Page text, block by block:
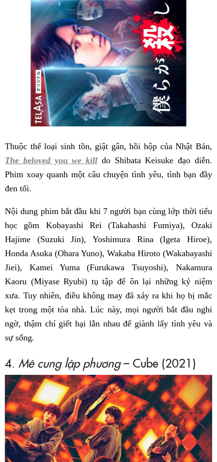
Thuộc thể loại sinh tồn, giật gân, hồi hộp của Nhật Bản,
The beloved you we kill do Shibata Keisuke đạo diễn.
Phim xoay quanh một câu chuyện tình yêu, tình bạn đầy
đen tối.
Nội dung phim bắt đầu khi 7 người bạn cùng lớp thời tiểu
học gồm Kobayashi Rei (Takahashi Fumiya), Ozaki
Hajime (Suzuki Jin), Yoshimura Rina (Igeta Hiroe),
Honda Asuka (Ohara Yuno), Wakaba Hiroto (Wakabayashi
Jiei), Kamei Yuma (Furukawa Tsuyoshi), Nakamura
Kaoru (Miyase Ryubi) tụ tập để ôn lại những kỷ niệm
xưa. Tuy nhiên, điều không may đã xảy ra khi họ bị mắc
kẹt trong một tòa nhà. Lúc này, mọi người bắt đầu nghi
ngờ, thậm chí giết hại lẫn nhau để giành lấy tình yêu và
sự sống.
4. Mê cung lập phương– Cube (2021)